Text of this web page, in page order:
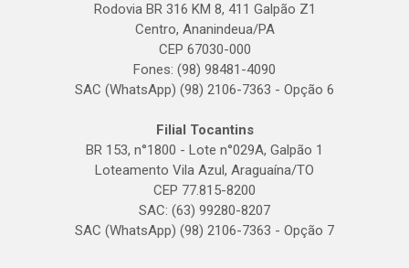
Rodovia BR 316 KM 8, 411 Galpão Z1
Centro, Ananindeua/PA
CEP 67030-000
Fones: (98) 98481-4090
SAC (WhatsApp) (98) 2106-7363 - Opção 6
Filial Tocantins
BR 153, n°1800 - Lote n°029A, Galpão 1
Loteamento Vila Azul, Araguaína/TO
CEP 77.815-8200
SAC: (63) 99280-8207
SAC (WhatsApp) (98) 2106-7363 - Opção 7